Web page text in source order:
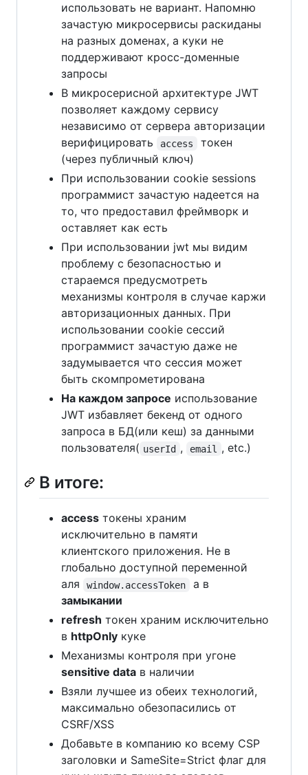
использовать не вариант. Напомню
зачастую микросервисы раскиданы
на разных доменах, а куки не
поддерживают кросc-доменные
запросы
В микросерисной архитектуре JWT
позволяет каждому сервису
независимо от сервера авторизации
верифицировать
access
токен
(через публичный ключ)
При использовании cookie sessions
программист зачастую надеется на
то, что предоставил фреймворк и
оставляет как есть
При использовании jwt мы видим
проблему с безопасностью и
стараемся предусмотреть
механизмы контроля в случае каржи
авторизационных данных. При
использовании cookie сессий
программист зачастую даже не
задумывается что сессия может
быть скомпрометирована
На каждом запросе использование
JWT избавляет бекенд от одного
запроса в БД(или кеш) за данными
пользователя( userId , email , etc.)
В итоге:
access токены храним
исключительно в памяти
клиентского приложения. Не в
глобально доступной переменной
аля
window.accessToken
а в
замыкании
refresh токен храним исключительно
в httpOnly куке
Механизмы контроля при угоне
sensitive data в наличии
Взяли лучшее из обеих технологий,
максимально обезопасились от
CSRF/XSS
Добавьте в компанию ко всему CSP
заголовки и SameSite=Strict флаг для